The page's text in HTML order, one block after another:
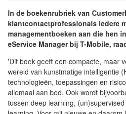
In de boekenrubriek van
klantcontactprofessionals iedere
managementboeken aan die hen
eService Manager bij T-Mobile,
'Dit boek geeft een compacte, maar
wereld van kunstmatige intelligentie
technologieën, toepassingen en
allemaal aan bod. Ook wordt
tussen deep learning,